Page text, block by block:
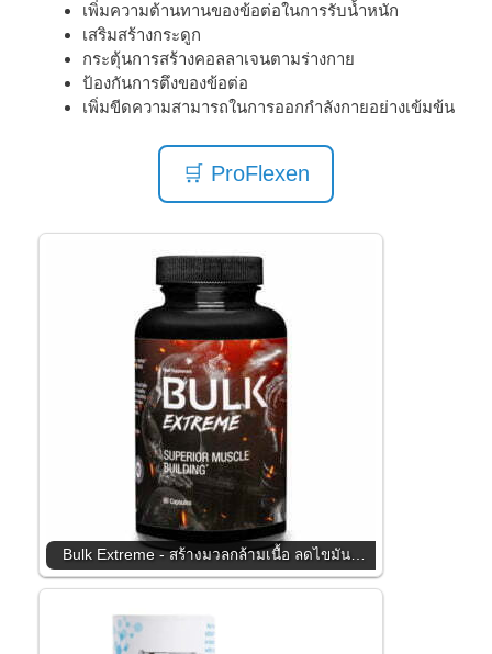
เพิ่มความต้านทานของข้อต่อในการรับน้ำหนัก
เสริมสร้างกระดูก
กระตุ้นการสร้างคอลลาเจนตามร่างกาย
ป้องกันการตึงของข้อต่อ
เพิ่มขีดความสามารถในการออกกำลังกายอย่างเข้มข้น
🛒 ProFlexen
Bulk Extreme - สร้างมวลกล้ามเนื้อ ลดไขมัน…